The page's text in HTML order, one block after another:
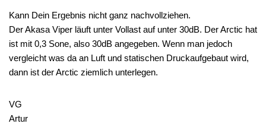
Kann Dein Ergebnis nicht ganz nachvollziehen.
Der Akasa Viper läuft unter Vollast auf unter 30dB. Der Arctic hat
ist mit 0,3 Sone, also 30dB angegeben. Wenn man jedoch
vergleicht was da an Luft und statischen Druckaufgebaut wird,
dann ist der Arctic ziemlich unterlegen.
VG
Artur